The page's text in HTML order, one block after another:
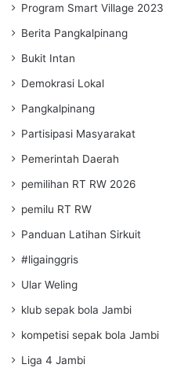
Program Smart Village 2023
Berita Pangkalpinang
Bukit Intan
Demokrasi Lokal
Pangkalpinang
Partisipasi Masyarakat
Pemerintah Daerah
pemilihan RT RW 2026
pemilu RT RW
Panduan Latihan Sirkuit
#ligainggris
Ular Weling
klub sepak bola Jambi
kompetisi sepak bola Jambi
Liga 4 Jambi